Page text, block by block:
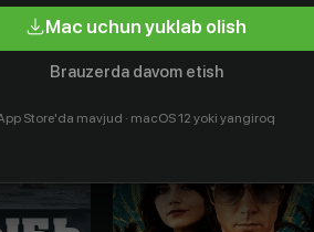
Mac uchun yuklab olish
Brauzerda davom etish
Store'da mavjud · macOS 12 yoki yangiroq